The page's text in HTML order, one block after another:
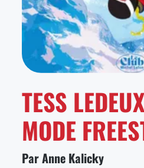
TESS
MODE
Par Anne Kalicky